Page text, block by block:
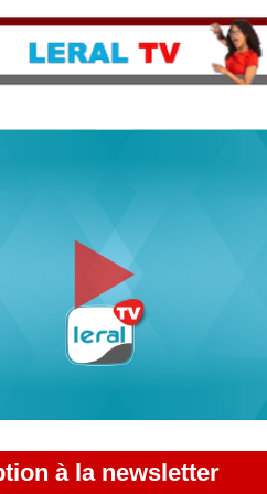
à la newsletter